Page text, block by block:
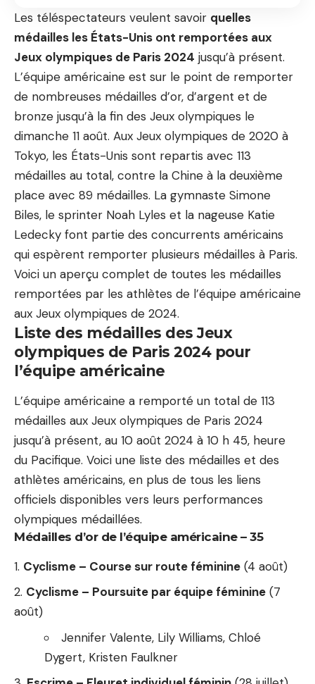
Les téléspectateurs veulent savoir quelles
médailles les États-Unis ont remportées aux
Jeux olympiques de Paris 2024 jusqu’à présent.
L’équipe américaine est sur le point de remporter
de nombreuses médailles d’or, d’argent et de
bronze jusqu’à la fin des Jeux olympiques le
dimanche 11 août. Aux Jeux olympiques de 2020 à
Tokyo, les États-Unis sont repartis avec 113
médailles au total, contre la Chine à la deuxième
place avec 89 médailles. La gymnaste Simone
Biles, le sprinter Noah Lyles et la nageuse Katie
Ledecky font partie des concurrents américains
qui espèrent remporter plusieurs médailles à Paris.
Voici un aperçu complet de toutes les médailles
remportées par les athlètes de l’équipe américaine
aux Jeux olympiques de 2024.
Liste des médailles des Jeux
olympiques de Paris 2024 pour
l’équipe américaine
L’équipe américaine a remporté un total de 113
médailles aux Jeux olympiques de Paris 2024
jusqu’à présent, au 10 août 2024 à 10 h 45, heure
du Pacifique. Voici une liste des médailles et des
athlètes américains, en plus de tous les liens
officiels disponibles vers leurs performances
olympiques médaillées.
Médailles d’or de l’équipe américaine – 35
Cyclisme – Course sur route féminine (4 août)
Cyclisme – Poursuite par équipe féminine (7
août)
Jennifer Valente, Lily Williams, Chloé
Dygert, Kristen Faulkner